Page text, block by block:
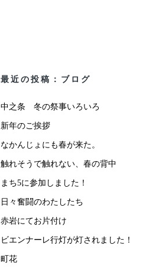
最近の投稿：ブログ
中之条 冬の祭事いろいろ
新年のご挨拶
なかんじょにも春が来た。
触れそうで触れない、春の背中
まち5に参加しました！
日々奮闘のわたしたち
赤岩にてお片付け
ビエンナーレ行灯が灯されました！
町花